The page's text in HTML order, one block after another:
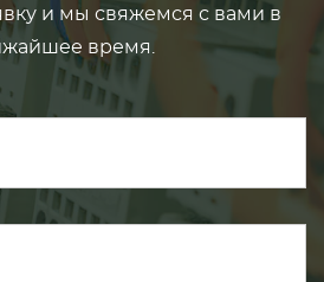
и мы свяжемся с вами в
время.